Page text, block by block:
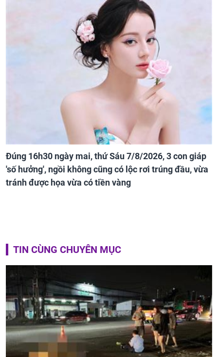
Đúng 16h30 ngày mai, thứ Sáu 7/8/2026, 3 con giáp
'số hưởng', ngồi không cũng có lộc rơi trúng đầu, vừa
tránh được họa vừa có tiền vàng
TIN CÙNG CHUYÊN MỤC